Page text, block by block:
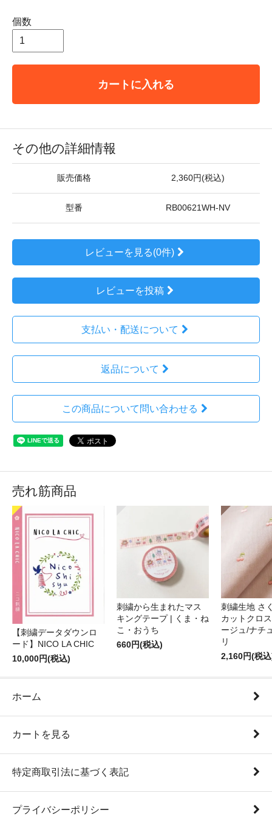
個数
カートに入れる
その他の詳細情報
販売価格 2,360円(税込)
型番 RB00621WH-NV
レビューを見る(0件)
レビューを投稿
支払い・配送について
返品について
この商品について問い合わせる
売れ筋商品
【刺繍データダウンロ
ード】NICO LA CHIC
10,000円(税込)
刺繍から生まれたマス
キングテープ | くま・ね
こ・おうち
660円(税込)
刺繍生地 さ
カットクロ
ージュ/ナチ
リ
2,160円(税
ホーム
カートを見る
特定商取引法に基づく表記
プライバシーポリシー